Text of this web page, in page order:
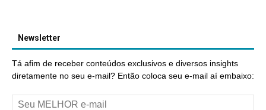
Newsletter
Tá afim de receber conteúdos exclusivos e diversos insights
diretamente no seu e-mail? Então coloca seu e-mail aí embaixo: